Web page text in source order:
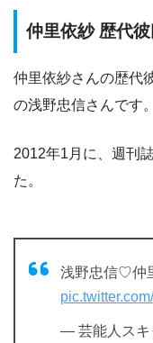
仲里依紗 歴代
仲里依紗さんの歴代
の浅野忠信さんです。
2012年1月に、週刊
た。
浅野忠信♡仲
— 芸能人スキ